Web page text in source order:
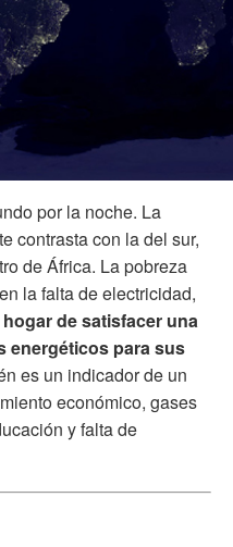
por la noche. La
contrasta con la del sur,
de África. La pobreza
la falta de electricidad,
de satisfacer una
energéticos para sus
es un indicador de un
económico, gases
y falta de